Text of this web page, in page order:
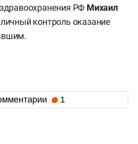
РФ Михаил
контроль оказание
1